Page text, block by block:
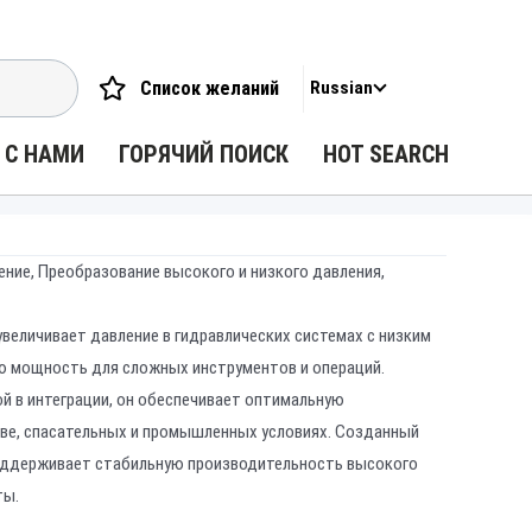
Список желаний Russian
С НАМИ ГОРЯЧИЙ ПОИСК HOT SEARCH
Преобразование высокого и низкого давления,
давление в гидравлических системах с низким
для сложных инструментов и операций.
интеграции, он обеспечивает оптимальную
спасательных и промышленных условиях. Созданный
стабильную производительность высокого